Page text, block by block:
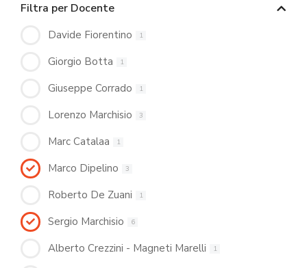
Filtra per Docente
Davide Fiorentino 1
Giorgio Botta 1
Giuseppe Corrado 1
Lorenzo Marchisio 3
Marc Catalaa 1
Marco Dipelino 3
Roberto De Zuani 1
Sergio Marchisio 6
Alberto Crezzini - Magneti Marelli 1